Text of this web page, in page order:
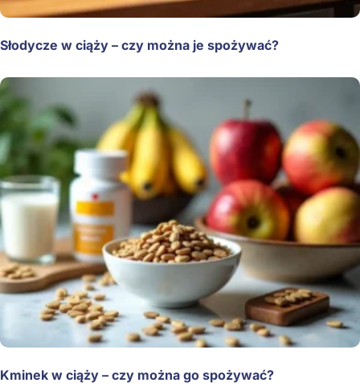
Słodycze w ciąży – czy można je spożywać?
Kminek w ciąży – czy można go spożywać?